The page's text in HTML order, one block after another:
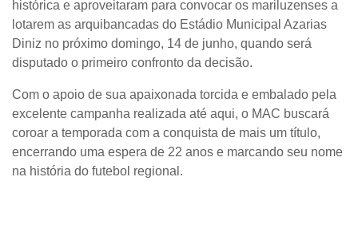
histórica e aproveitaram para convocar os mariluzenses a
lotarem as arquibancadas do Estádio Municipal Azarias
Diniz no próximo domingo, 14 de junho, quando será
disputado o primeiro confronto da decisão.
Com o apoio de sua apaixonada torcida e embalado pela
excelente campanha realizada até aqui, o MAC buscará
coroar a temporada com a conquista de mais um título,
encerrando uma espera de 22 anos e marcando seu nome
na história do futebol regional.